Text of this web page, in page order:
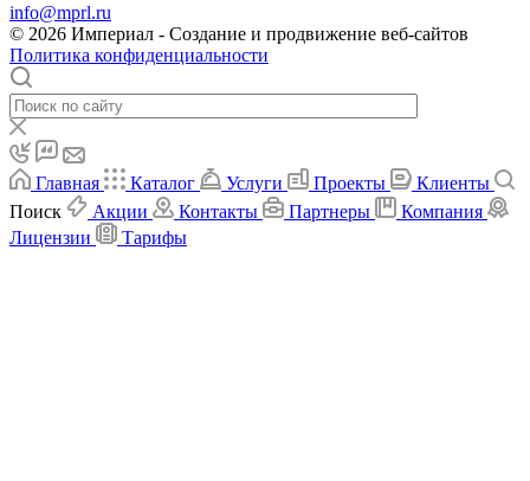
info@mprl.ru
© 2026 Империал - Создание и продвижение веб-сайтов
Политика конфиденциальности
Главная Каталог Услуги Проекты
Клиенты
Поиск
Акции Контакты Партнеры
Компания
Лицензии
Тарифы